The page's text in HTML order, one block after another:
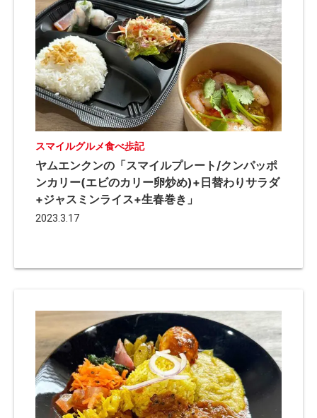
スマイルグルメ食べ歩記
ヤムエンクンの「スマイルプレート/クンパッポ
ンカリー(エビのカリー卵炒め)+日替わりサラダ
+ジャスミンライス+生春巻き」
2023.3.17